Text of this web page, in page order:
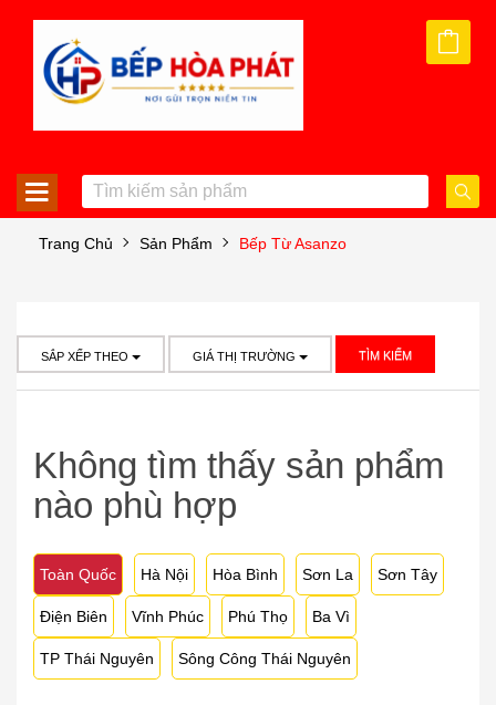
Trang Chủ Sản Phẩm Bếp Từ Asanzo
SẮP XẾP THEO GIÁ THỊ TRƯỜNG TÌM KIẾM
Không tìm thấy sản phẩm
nào phù hợp
Toàn Quốc Hà Nội Hòa Bình Sơn La Sơn Tây
Điện Biên Vĩnh Phúc Phú Thọ Ba Vì
TP Thái Nguyên Sông Công Thái Nguyên